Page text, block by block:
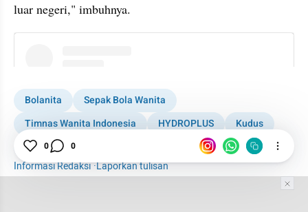
luar negeri," imbuhnya.
Bolanita
Sepak Bola Wanita
Timnas Wanita Indonesia
HYDROPLUS
Kudus
Prancis
Informasi Redaksi·Laporkan tulisan
0 0